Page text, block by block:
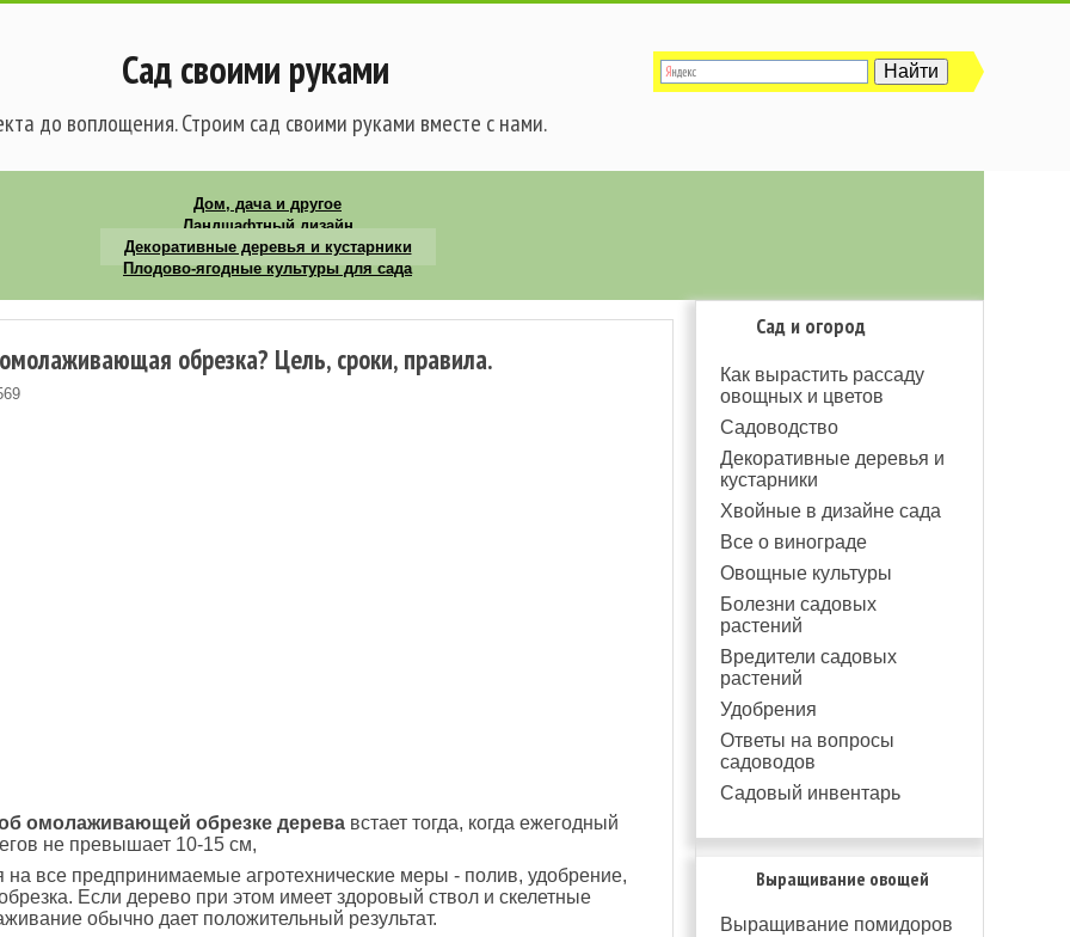
Сад своими руками
до воплощения. Строим сад своими руками вместе с нами.
Дом, дача и другое
Ландшафтный дизайн
Декоративные деревья и кустарники
Плодово-ягодные культуры для сада
обрезка? Цель, сроки, правила.
омолаживающей обрезке деревавстает тогда, когда ежегодный
не превышает 10-15 см,
на все предпринимаемые агротехнические меры - полив, удобрение,
Если дерево при этом имеет здоровый ствол и скелетные
обычно дает положительный результат.
Сад и огород
Как вырастить рассаду
овощных и цветов
Садоводство
Декоративные деревья и
кустарники
Хвойные в дизайне сада
Все о винограде
Овощные культуры
Болезни садовых
растений
Вредители садовых
растений
Удобрения
Ответы на вопросы
садоводов
Садовый инвентарь
Выращивание овощей
Выращивание помидоров